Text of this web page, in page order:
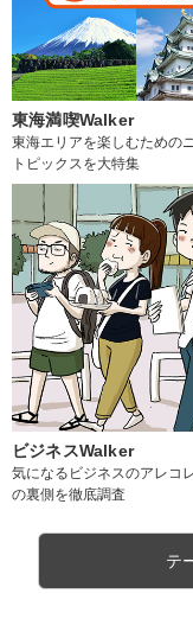
東海満喫Walker
東海エリアを楽しむための
トピックスを大特集
ビジネスWalker
気になるビジネスのアレコ
の裏側を徹底調査
テ